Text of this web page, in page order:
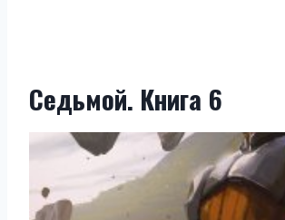
Седьмой. Книга 6